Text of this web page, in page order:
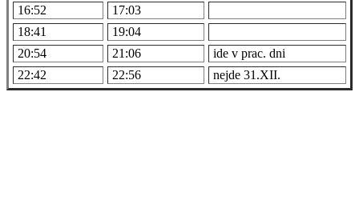
16:52
17:03
18:41
19:04
20:54
21:06
ide v prac. dni
22:42
22:56 nejde 31.XII.